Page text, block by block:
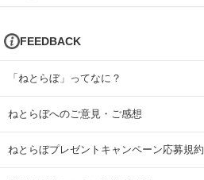
FEEDBACK
「ねとらぼ」ってなに？
ねとらぼへのご意見・ご感想
ねとらぼプレゼントキャンペーン応募規約